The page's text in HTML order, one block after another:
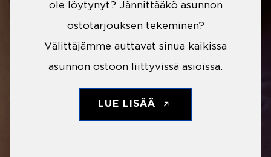
ole löytynyt? Jännittääkö asunnon
ostotarjouksen tekeminen?
Välittäjämme auttavat sinua kaikissa
asunnon ostoon liittyvissä asioissa.
LUE LISÄÄ